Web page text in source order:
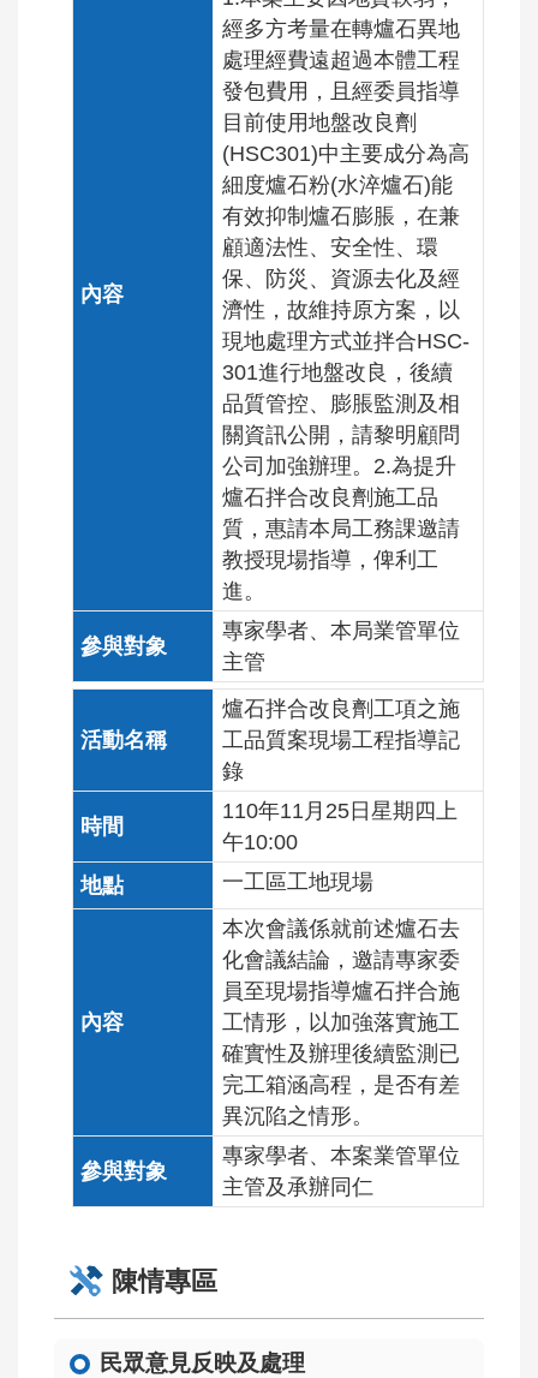
經多方考量在轉爐石異地
處理經費遠超過本體工程
發包費用，且經委員指導
目前使用地盤改良劑
(HSC301)中主要成分為高
細度爐石粉(水淬爐石)能
有效抑制爐石膨脹，在兼
顧適法性、安全性、環
保、防災、資源去化及經
濟性，故維持原方案，以
現地處理方式並拌合HSC-
301進行地盤改良，後續
品質管控、膨脹監測及相
關資訊公開，請黎明顧問
公司加強辦理。2.為提升
爐石拌合改良劑施工品
質，惠請本局工務課邀請
教授現場指導，俾利工
進。
專家學者、本局業管單位
主管
爐石拌合改良劑工項之施
工品質案現場工程指導記
錄
110年11月25日星期四上
午10:00
一工區工地現場
本次會議係就前述爐石去
化會議結論，邀請專家委
員至現場指導爐石拌合施
工情形，以加強落實施工
確實性及辦理後續監測已
完工箱涵高程，是否有差
異沉陷之情形。
專家學者、本案業管單位
主管及承辦同仁
陳情專區
民眾意見反映及處理